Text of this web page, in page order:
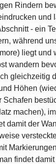
Rindern
und
- ein
während
liegt und
wandern
gleichzeitig
Höhen
Schafen
machen),
damit der
findet